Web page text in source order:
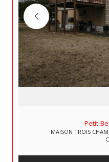
Petit-
MAISON TROIS